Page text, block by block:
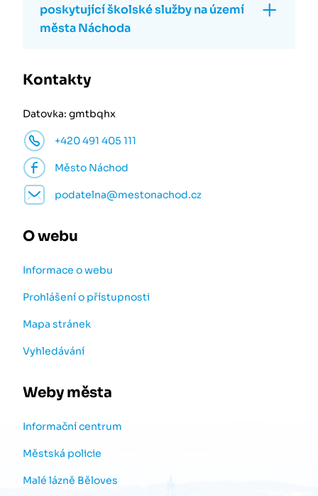
poskytující školské služby na území
města Náchoda
Kontakty
Datovka: gmtbqhx
+420 491 405 111
Město Náchod
podatelna@mestonachod.cz
O webu
Informace o webu
Prohlášení o přístupnosti
Mapa stránek
Vyhledávání
Weby města
Informační centrum
Městská policie
Malé lázně Běloves